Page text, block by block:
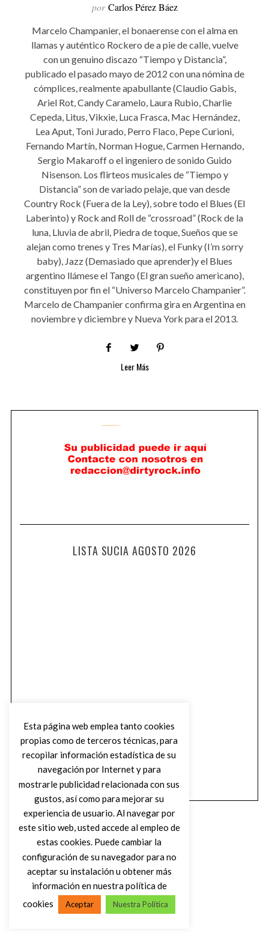
por Carlos Pérez Báez
Marcelo Champanier, el bonaerense con el alma en
llamas y auténtico Rockero de a pie de calle, vuelve
con un genuino discazo “Tiempo y Distancia”,
publicado el pasado mayo de 2012 con una nómina de
cómplices, realmente apabullante (Claudio Gabis,
Ariel Rot, Candy Caramelo, Laura Rubio, Charlie
Cepeda, Litus, Vikxie, Luca Frasca, Mac Hernández,
Lea Aput, Toni Jurado, Perro Flaco, Pepe Curioni,
Fernando Martín, Norman Hogue, Carmen Hernando,
Sergio Makaroff o el ingeniero de sonido Guido
Nisenson. Los flirteos musicales de “Tiempo y
Distancia” son de variado pelaje, que van desde
Country Rock (Fuera de la Ley), sobre todo el Blues (El
Laberinto) y Rock and Roll de “crossroad” (Rock de la
luna, Lluvia de abril, Piedra de toque, Sueños que se
alejan como trenes y Tres Marías), el Funky (I’m sorry
baby), Jazz (Demasiado que aprender)y el Blues
argentino llámese el Tango (El gran sueño americano),
constituyen por fin el “Universo Marcelo Champanier”.
Marcelo de Champanier confirma gira en Argentina en
noviembre y diciembre y Nueva York para el 2013.
Leer Más
LISTA SUCIA AGOSTO 2026
VOLVER AL INICIO
Esta página web emplea tanto cookies
propias como de terceros técnicas, para
recopilar información estadística de su
navegación por Internet y para
mostrarle publicidad relacionada con sus
gustos, así como para mejorar su
experiencia de usuario. Al navegar por
este sitio web, usted accede al empleo de
estas cookies. Puede cambiar la
configuración de su navegador para no
aceptar su instalación u obtener más
información en nuestra política de
cookies
Aceptar Nuestra Política